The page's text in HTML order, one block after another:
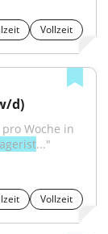
Vollzeit
d)
Woche in
..."
Vollzeit